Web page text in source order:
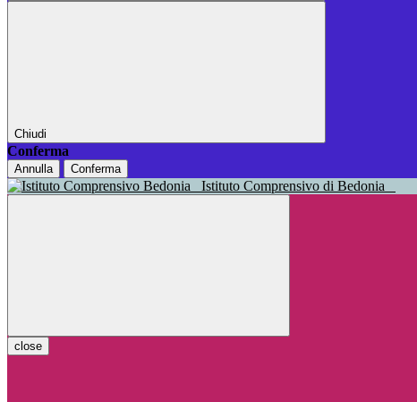
Chiudi
Conferma
Annulla Conferma
Istituto Comprensivo di Bedonia
close